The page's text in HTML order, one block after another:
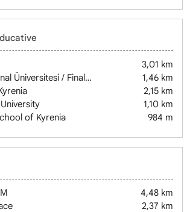
3,01 km
Üniversitesi / Final International University
1,46 km
2,15 km
1,10 km
of Kyrenia
984 m
4,48 km
2,37 km